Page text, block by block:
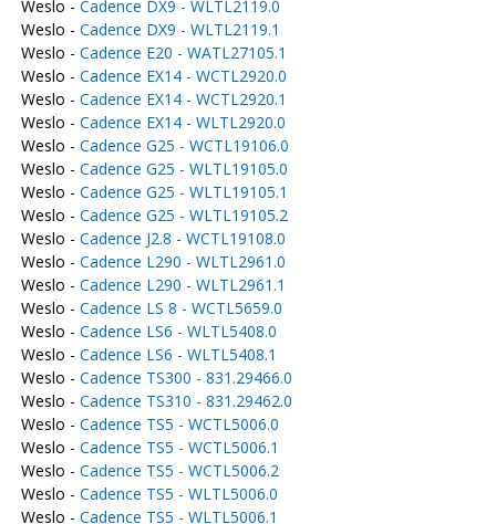
Weslo - Cadence DX9 - WLTL2119.0
Weslo - Cadence DX9 - WLTL2119.1
Weslo - Cadence E20 - WATL27105.1
Weslo - Cadence EX14 - WCTL2920.0
Weslo - Cadence EX14 - WCTL2920.1
Weslo - Cadence EX14 - WLTL2920.0
Weslo - Cadence G25 - WCTL19106.0
Weslo - Cadence G25 - WLTL19105.0
Weslo - Cadence G25 - WLTL19105.1
Weslo - Cadence G25 - WLTL19105.2
Weslo - Cadence J2.8 - WCTL19108.0
Weslo - Cadence L290 - WLTL2961.0
Weslo - Cadence L290 - WLTL2961.1
Weslo - Cadence LS 8 - WCTL5659.0
Weslo - Cadence LS6 - WLTL5408.0
Weslo - Cadence LS6 - WLTL5408.1
Weslo - Cadence TS300 - 831.29466.0
Weslo - Cadence TS310 - 831.29462.0
Weslo - Cadence TS5 - WCTL5006.0
Weslo - Cadence TS5 - WCTL5006.1
Weslo - Cadence TS5 - WCTL5006.2
Weslo - Cadence TS5 - WLTL5006.0
Weslo - Cadence TS5 - WLTL5006.1